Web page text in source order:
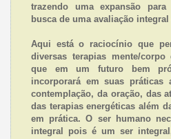
trazendo uma expansão
busca de uma avaliação
Aqui está o raciocínio que
diversas terapias mente/
que em um futuro bem
incorporará em suas práticas
contemplação, da oração, das
das terapias energéticas além
em prática. O ser humano
integral pois é um ser